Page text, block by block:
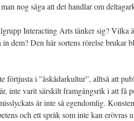
nog säga att det handlar om
Interacting Arts tänker sig? Vilka
dem? Den här sortens rörelse brukar
förtjusta i ”åskådarkultur”, alltså att
inte varit särskilt framgångsrik i att få
är inte så egendomlig.
och ett språk som inte kan erövras